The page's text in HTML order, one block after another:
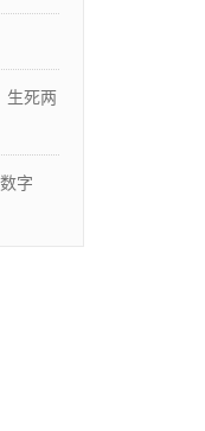
生死两
字